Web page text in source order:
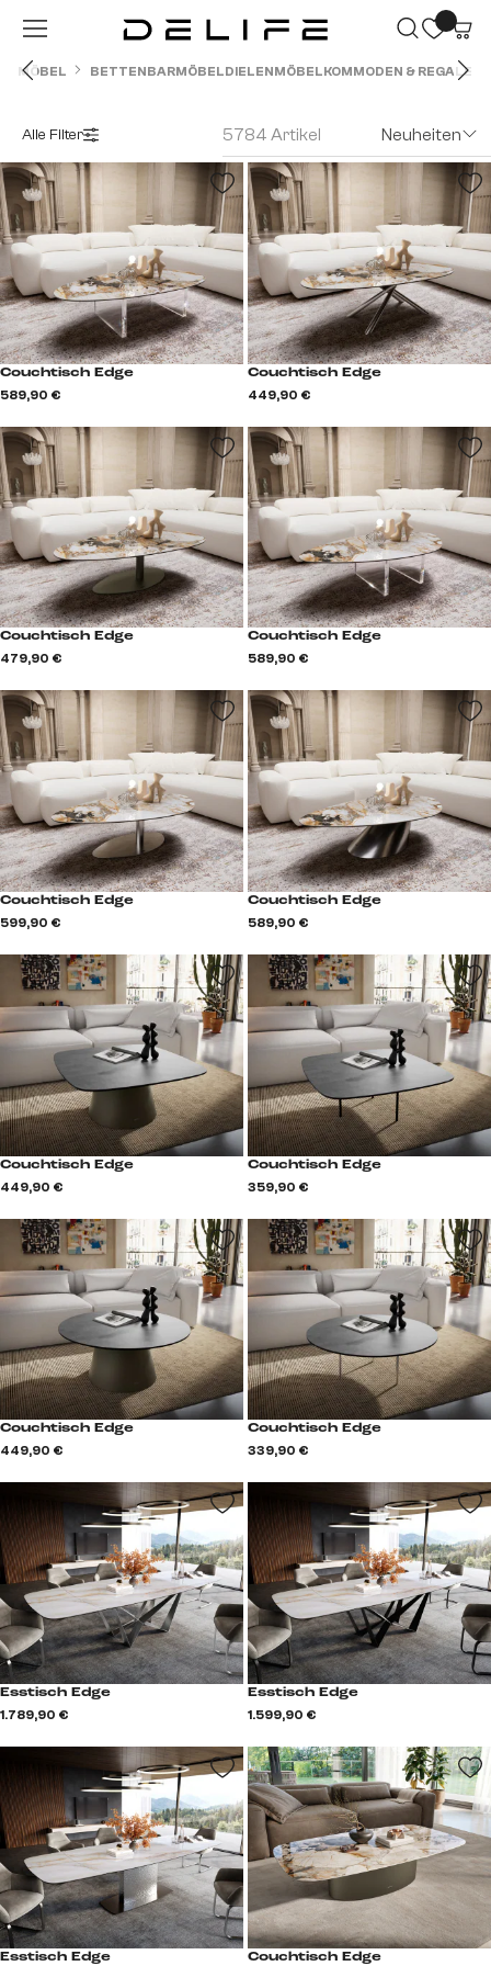
Zum Hauptinhalt springen
MÖBEL BETTENBARMÖBELDIELENMÖBELKOMMODEN & REGALE
Alle Filter 5784 Artikel Neuheiten
Couchtisch Edge
589,90 €
Couchtisch Edge
449,90 €
Couchtisch Edge
479,90 €
Couchtisch Edge
589,90 €
Couchtisch Edge
599,90 €
Couchtisch Edge
589,90 €
Couchtisch Edge
449,90 €
Couchtisch Edge
359,90 €
Couchtisch Edge
449,90 €
Couchtisch Edge
339,90 €
Esstisch Edge
1.789,90 €
Esstisch Edge
1.599,90 €
Esstisch Edge Couchtisch Edge